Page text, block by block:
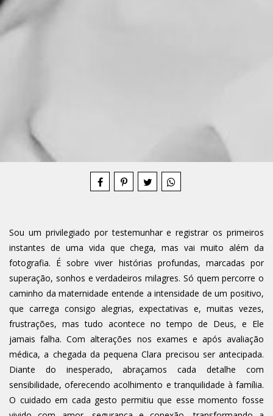
Sou um privilegiado por testemunhar e registrar os primeiros
instantes de uma vida que chega, mas vai muito além da
fotografia. É sobre viver histórias profundas, marcadas por
superação, sonhos e verdadeiros milagres. Só quem percorre o
caminho da maternidade entende a intensidade de um positivo,
que carrega consigo alegrias, expectativas e, muitas vezes,
frustrações, mas tudo acontece no tempo de Deus, e Ele
jamais falha. Com alterações nos exames e após avaliação
médica, a chegada da pequena Clara precisou ser antecipada.
Diante do inesperado, abraçamos cada detalhe com
sensibilidade, oferecendo acolhimento e tranquilidade à família.
O cuidado em cada gesto permitiu que esse momento fosse